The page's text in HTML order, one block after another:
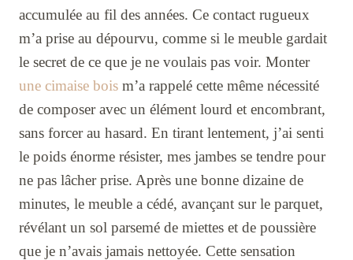
accumulée au fil des années. Ce contact rugueux
m’a prise au dépourvu, comme si le meuble gardait
le secret de ce que je ne voulais pas voir. Monter
une cimaise bois m’a rappelé cette même nécessité
de composer avec un élément lourd et encombrant,
sans forcer au hasard. En tirant lentement, j’ai senti
le poids énorme résister, mes jambes se tendre pour
ne pas lâcher prise. Après une bonne dizaine de
minutes, le meuble a cédé, avançant sur le parquet,
révélant un sol parsemé de miettes et de poussière
que je n’avais jamais nettoyée. Cette sensation